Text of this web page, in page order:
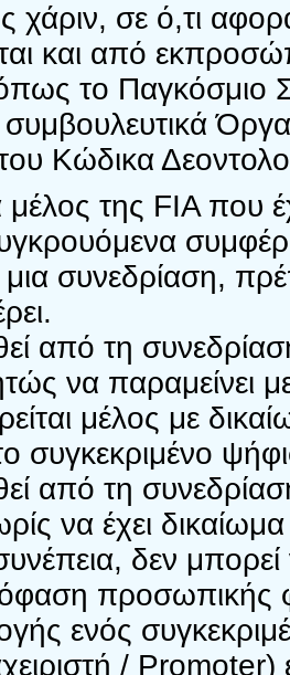
χάριν, σε ό,τι
και από
το Παγκόσμιο
συμβουλευτικά
Κώδικα
της FIA που
μια συνεδρίαση,
από τη
να παραμείνει
μέλος με
συγκεκριμένο
από τη
να έχει
δεν μπορεί
προσωπικής
ενός
/ Promoter)